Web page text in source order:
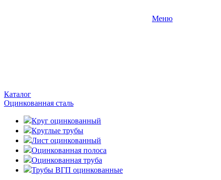
Меню
Каталог
Оцинкованная сталь
Круг оцинкованный
Круглые трубы
Лист оцинкованный
Оцинкованная полоса
Оцинкованная труба
Трубы ВГП оцинкованные